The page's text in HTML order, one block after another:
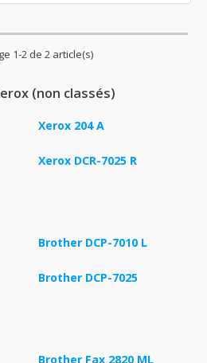
1-2 de 2 article(s)
(non classés)
Xerox 204 A
Xerox DCR-7025 R
Brother DCP-7010 L
Brother DCP-7025
Brother Fax 2820 ML